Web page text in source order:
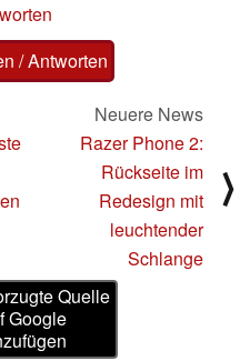
/ Antworten
Neuere News
Razer Phone 2:
Rückseite im
Redesign mit
leuchtender
Schlange
⟩
Quelle
Google